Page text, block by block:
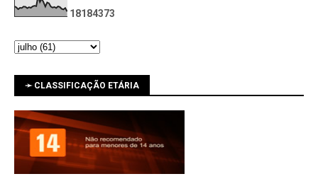
18184373
➛ CLASSIFICAÇÃO ETÁRIA